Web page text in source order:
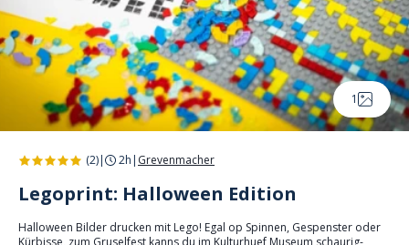
1
(2)| 2h | Grevenmacher
Legoprint: Halloween Edition
Halloween Bilder drucken mit Lego! Egal op Spinnen, Gespenster oder
Kürbisse, zum Gruselfest kanns du im Kulturhuef Museum schaurig-